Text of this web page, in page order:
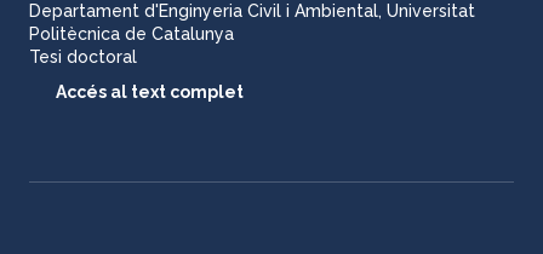
Departament d'Enginyeria Civil i Ambiental, Universitat
Politècnica de Catalunya
Tesi doctoral
Accés al text complet